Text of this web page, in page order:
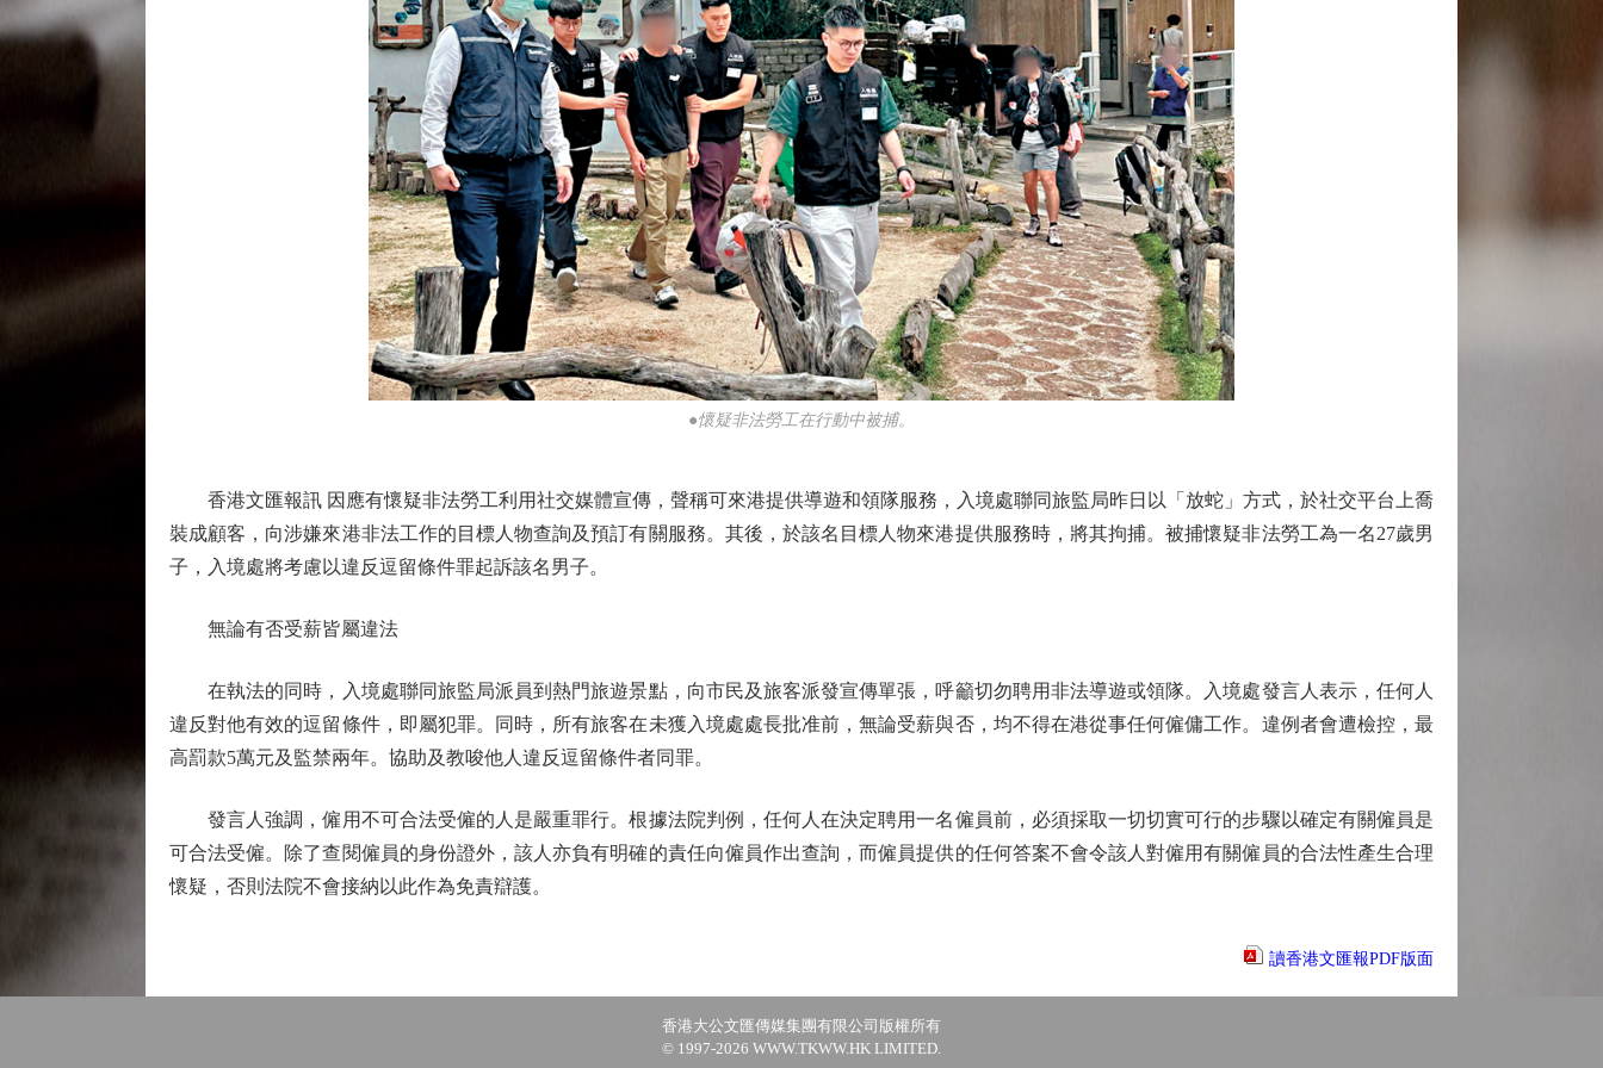
●懷疑非法勞工在行動中被捕。
香港文匯報訊 因應有懷疑非法勞工利用社交媒體宣傳，聲稱可來港提供導遊和領隊服務，入境處聯同旅監局昨日以「放蛇」方式，於社交平台上喬
裝成顧客，向涉嫌來港非法工作的目標人物查詢及預訂有關服務。其後，於該名目標人物來港提供服務時，將其拘捕。被捕懷疑非法勞工為一名27歲男
子，入境處將考慮以違反逗留條件罪起訴該名男子。
無論有否受薪皆屬違法
在執法的同時，入境處聯同旅監局派員到熱門旅遊景點，向市民及旅客派發宣傳單張，呼籲切勿聘用非法導遊或領隊。入境處發言人表示，任何人
違反對他有效的逗留條件，即屬犯罪。同時，所有旅客在未獲入境處處長批准前，無論受薪與否，均不得在港從事任何僱傭工作。違例者會遭檢控，最
高罰款5萬元及監禁兩年。協助及教唆他人違反逗留條件者同罪。
發言人強調，僱用不可合法受僱的人是嚴重罪行。根據法院判例，任何人在決定聘用一名僱員前，必須採取一切切實可行的步驟以確定有關僱員是
可合法受僱。除了查閱僱員的身份證外，該人亦負有明確的責任向僱員作出查詢，而僱員提供的任何答案不會令該人對僱用有關僱員的合法性產生合理
懷疑，否則法院不會接納以此作為免責辯護。
讀香港文匯報PDF版面
香港大公文匯傳媒集團有限公司版權所有
© 1997-2026 WWW.TKWW.HK LIMITED.